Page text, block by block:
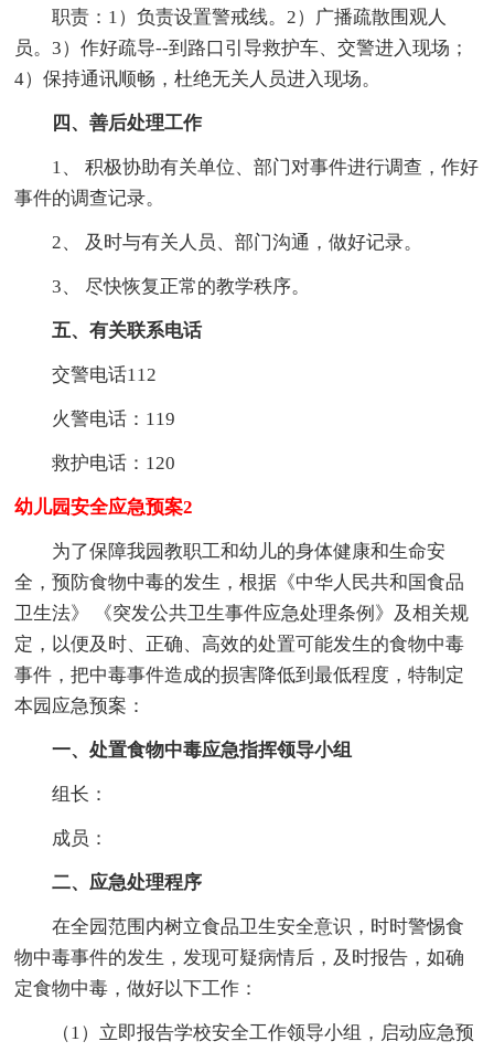
职责：1）负责设置警戒线。2）广播疏散围观人
员。3）作好疏导--到路口引导救护车、交警进入现场；
4）保持通讯顺畅，杜绝无关人员进入现场。
四、善后处理工作
1、 积极协助有关单位、部门对事件进行调查，作好
事件的调查记录。
2、 及时与有关人员、部门沟通，做好记录。
3、 尽快恢复正常的教学秩序。
五、有关联系电话
交警电话112
火警电话：119
救护电话：120
幼儿园安全应急预案2
为了保障我园教职工和幼儿的身体健康和生命安
全，预防食物中毒的发生，根据《中华人民共和国食品
卫生法》 《突发公共卫生事件应急处理条例》及相关规
定，以便及时、正确、高效的处置可能发生的食物中毒
事件，把中毒事件造成的损害降低到最低程度，特制定
本园应急预案：
一、处置食物中毒应急指挥领导小组
组长：
成员：
二、应急处理程序
在全园范围内树立食品卫生安全意识，时时警惕食
物中毒事件的发生，发现可疑病情后，及时报告，如确
定食物中毒，做好以下工作：
（1）立即报告学校安全工作领导小组，启动应急预